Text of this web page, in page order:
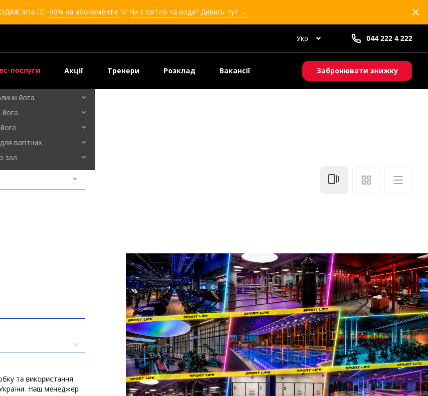
літа ❤️‍🔥 -90% на абонементи! 💡 Чи є світло та вода? Дивись тут →
Укр 044 222 4 222
послуги
для дівчат
для дітей
для дівчат
для дітей
йога
йога
вагітних
зал
Акції Тренери Розклад Вакансії Забронювати знижку
та використання
Наш менеджер